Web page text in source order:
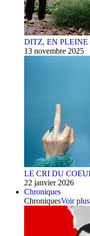
DITZ, EN PLEINE
13 novembre 2025
LE CRI DU
22 janvier 2026
Chroniques
ChroniquesVoir plus